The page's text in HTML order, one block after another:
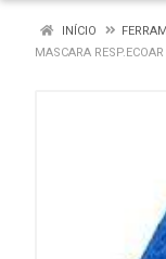
INÍCIO
MASCARA